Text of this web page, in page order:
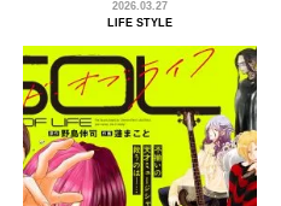
2026.03.27
LIFE STYLE